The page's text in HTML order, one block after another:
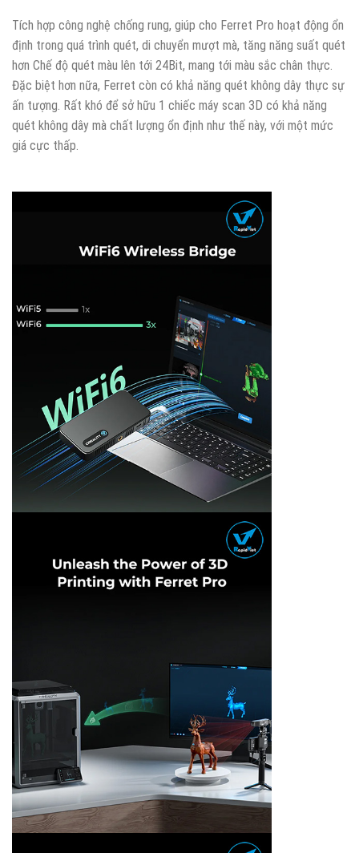
Tích hợp công nghệ chống rung, giúp cho Ferret Pro hoạt động ổn
định trong quá trình quét, di chuyển mượt mà, tăng năng suất quét
hơn Chế độ quét màu lên tới 24Bit, mang tới màu sắc chân thực.
Đặc biệt hơn nữa, Ferret còn có khả năng quét không dây thực sự
ấn tượng. Rất khó để sở hữu 1 chiếc máy scan 3D có khả năng
quét không dây mà chất lượng ổn định như thế này, với một mức
giá cực thấp.